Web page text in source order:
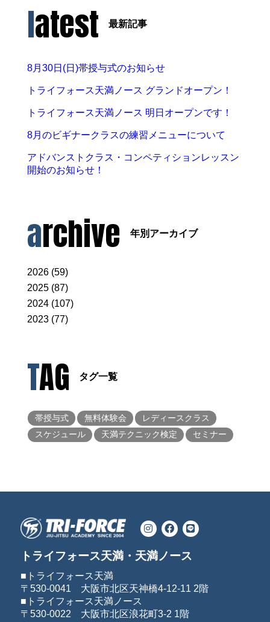
latest 最新記事
8月30日(日)帯授与式のお知らせ
トライフォース天満ノース グランドオープン！
トライフォース天満ノース 明日オープンです！
8月のビギナークラスの練習メニューについて
アドバンストクラス・コンペティションレッスン
開始のお知らせ！
archive 年別アーカイブ
2026 (59)
2025 (87)
2024 (107)
2023 (77)
TAG タグ一覧
帯授与式 無料体験会
レディースクラス
スケジュール
天満テクニック検定 セミナー
トライフォース天満・天満ノース
■トライフォース天満
〒530-0041 大阪市北区天神橋4-12-11 2階
■トライフォース天満ノース
〒530-0022 大阪市北区浪花町3-2 1階